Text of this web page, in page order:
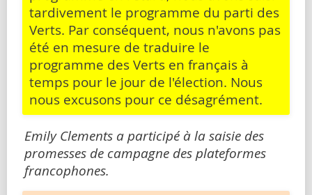
tardivement le programme du parti des
Verts. Par conséquent, nous n'avons pas
été en mesure de traduire le
programme des Verts en français à
temps pour le jour de l'élection. Nous
nous excusons pour ce désagrément.
Emily Clements a participé à la saisie des
promesses de campagne des plateformes
francophones.